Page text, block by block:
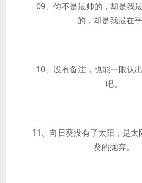
09、你不是最帅的，却是我
的，却是我最在乎
10、没有备注，也能一眼认
吧。
11、向日葵没有了太阳，是太
葵的抛弃。